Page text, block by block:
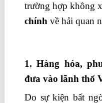
trường hợp không
chính về hải quan
1. Hàng hóa,
đưa vào lãnh thổ
Do sự kiện bất